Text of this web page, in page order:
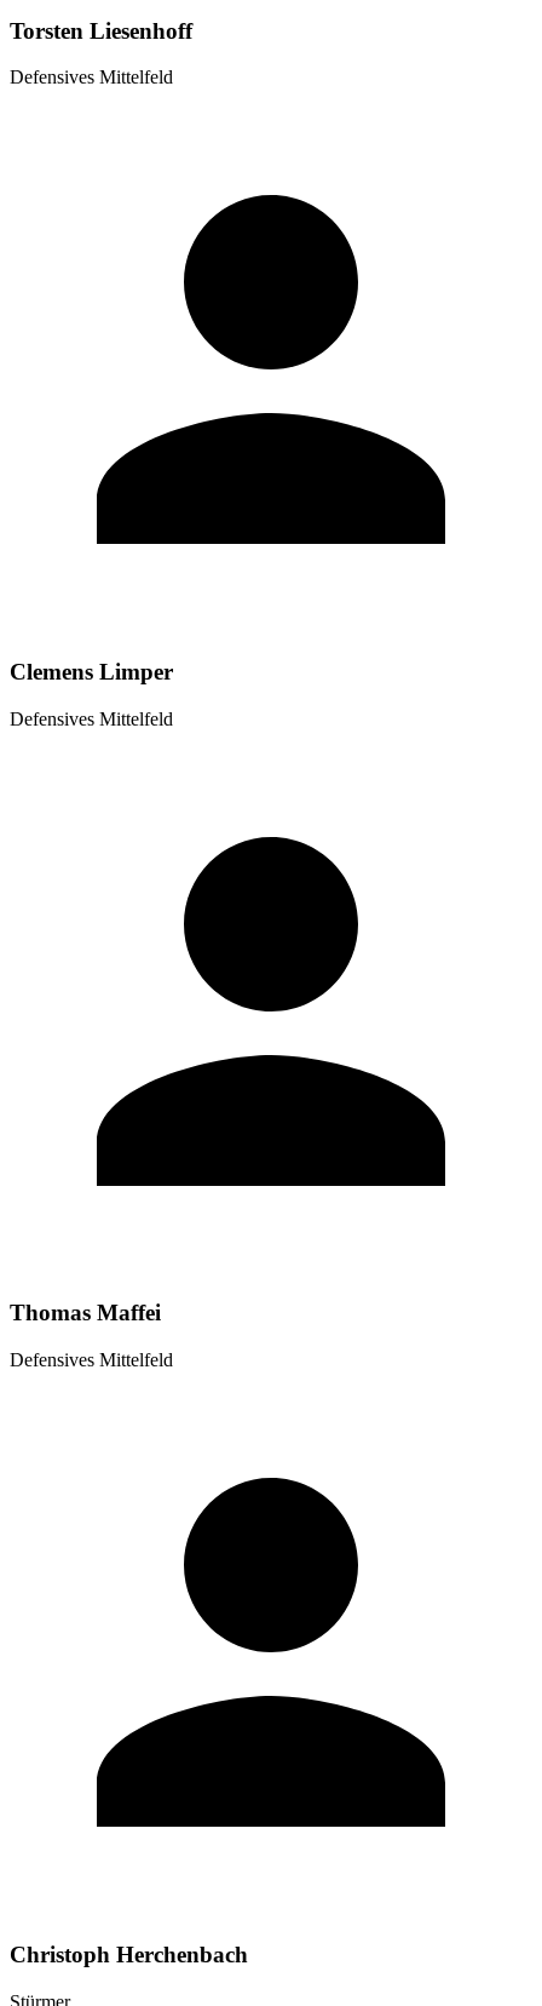
Torsten Liesenhoff
Defensives Mittelfeld
Clemens Limper
Defensives Mittelfeld
Thomas Maffei
Defensives Mittelfeld
Christoph Herchenbach
Stürmer